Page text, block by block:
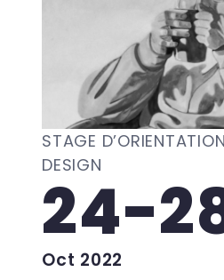
STAGE
DESIGN
24-
Oct 2022